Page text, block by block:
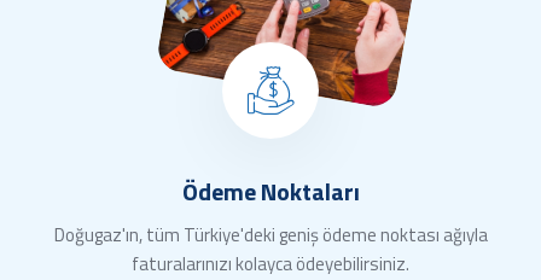
Ödeme Noktaları
Doğugaz'ın, tüm Türkiye'deki geniş ödeme noktası ağıyla
faturalarınızı kolayca ödeyebilirsiniz.